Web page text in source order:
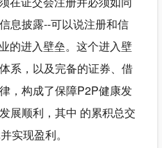
息披露--可以说注册和信
的进入壁垒。这个进入壁
系，以及完备的证券、借
，构成了保障P2P健康发
展顺利，其中 的累积总交
实现盈利。